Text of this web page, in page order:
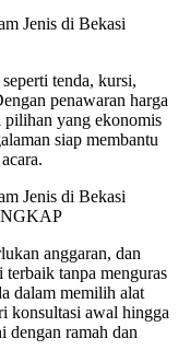
tenda, kursi,
penawaran harga
pilihan yang ekonomis
siap membantu
anggaran, dan
tanpa menguras
dalam memilih alat
konsultasi awal hingga
dengan ramah dan